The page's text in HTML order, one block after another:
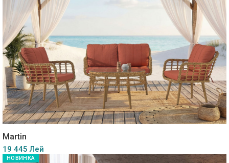
Martin
19 445 Лей
НОВИНКА